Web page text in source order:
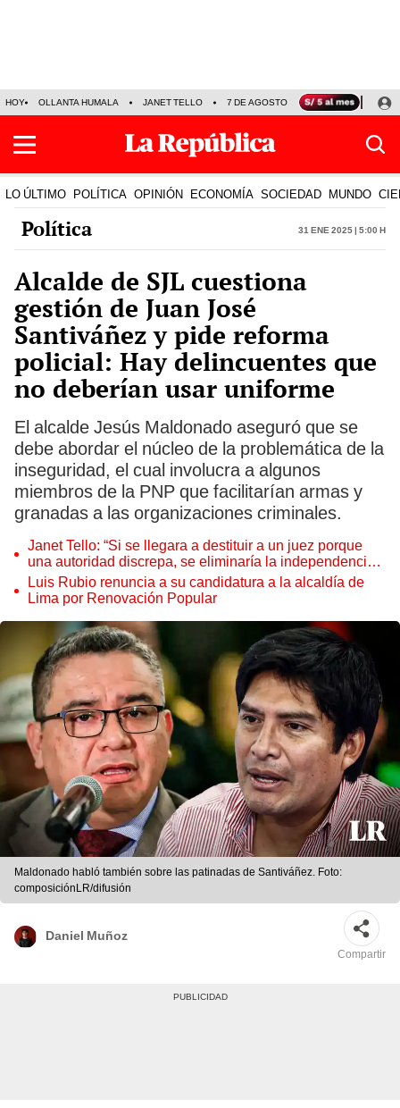
HOY OLLANTA HUMALA JANET TELLO 7 DE AGOSTO TINKA RESULTADOS
LO ÚLTIMO POLÍTICA OPINIÓN ECONOMÍA SOCIEDAD MUNDO
Política 31 Ene 2025 | 5:00 h
Alcalde de SJL cuestiona
gestión de Juan José
Santiváñez y pide reforma
policial: Hay delincuentes que
no deberían usar uniforme
El alcalde Jesús Maldonado aseguró que se
debe abordar el núcleo de la problemática de la
inseguridad, el cual involucra a algunos
miembros de la PNP que facilitarían armas y
granadas a las organizaciones criminales.
Janet Tello: “Si se llegara a destituir a un juez porque
una autoridad discrepa, se eliminaría la independencia
judicial”
Luis Rubio renuncia a su candidatura a la alcaldía de
Lima por Renovación Popular
Maldonado habló también sobre las patinadas de Santiváñez. Foto:
composiciónLR/difusión
Daniel Muñoz
Compartir